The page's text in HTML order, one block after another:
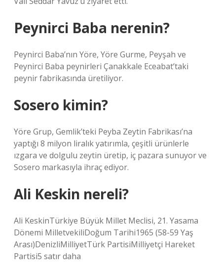
Peynirci Baba nerenin?
Peynirci Baba’nın Yöre, Yöre Gurme, Peyşah ve
Peynirci Baba peynirleri Çanakkale Eceabat’taki
peynir fabrikasında üretiliyor.
Sosero kimin?
Yöre Grup, Gemlik’teki Peyba Zeytin Fabrikası’na
yaptığı 8 milyon liralık yatırımla, çeşitli ürünlerle
ızgara ve dolgulu zeytin üretip, iç pazara sunuyor ve
Sosero markasıyla ihraç ediyor.
Ali Keskin nereli?
Ali KeskinTürkiye Büyük Millet Meclisi, 21. Yasama
Dönemi MilletvekiliDoğum Tarihi1965 (58-59 Yaş
Arası)DenizliMilliyetTürk PartisiMilliyetçi Hareket
Partisi5 satır daha